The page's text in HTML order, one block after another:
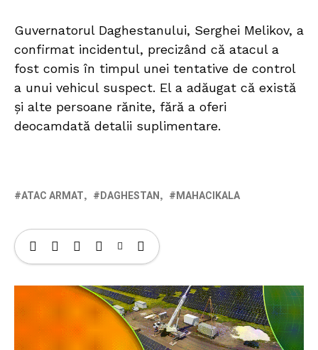
Guvernatorul Daghestanului, Serghei Melikov, a
confirmat incidentul, precizând că atacul a
fost comis în timpul unei tentative de control
a unui vehicul suspect. El a adăugat că există
și alte persoane rănite, fără a oferi
deocamdată detalii suplimentare.
ATAC ARMAT DAGHESTAN MAHACIKALA